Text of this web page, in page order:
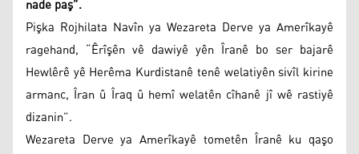
nade paş”.
Pişka Rojhilata Navîn ya Wezareta Derve ya Amerîkayê
ragehand, “Êrîşên vê dawiyê yên Îranê bo ser bajarê
Hewlêrê yê Herêma Kurdistanê tenê welatiyên sivîl kirine
armanc, Îran û Îraq û hemî welatên cîhanê jî wê rastiyê
dizanin”.
Wezareta Derve ya Amerîkayê tometên Îranê ku qaşo